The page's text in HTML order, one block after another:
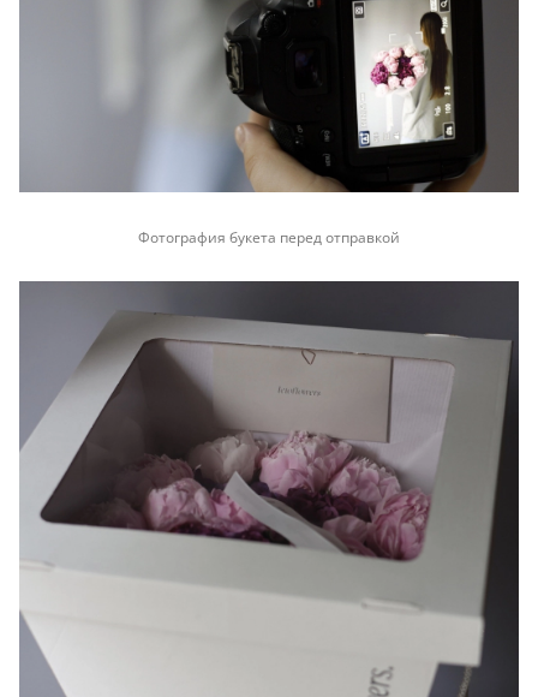
Фотография букета перед отправкой